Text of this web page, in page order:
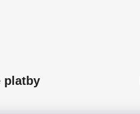
platby